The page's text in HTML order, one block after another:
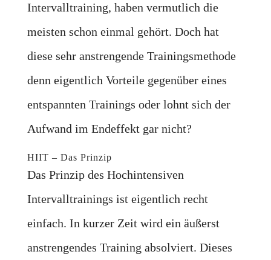
Intervalltraining, haben vermutlich die
meisten schon einmal gehört. Doch hat
diese sehr anstrengende Trainingsmethode
denn eigentlich Vorteile gegenüber eines
entspannten Trainings oder lohnt sich der
Aufwand im Endeffekt gar nicht?
HIIT – Das Prinzip
Das Prinzip des Hochintensiven
Intervalltrainings ist eigentlich recht
einfach. In kurzer Zeit wird ein äußerst
anstrengendes Training absolviert. Dieses